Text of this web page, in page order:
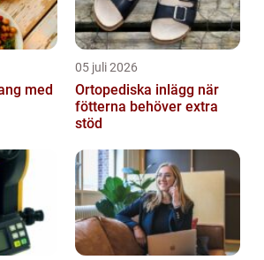
med
05 juli 2026
Ortopediska inlägg när
fötterna behöver extra
stöd